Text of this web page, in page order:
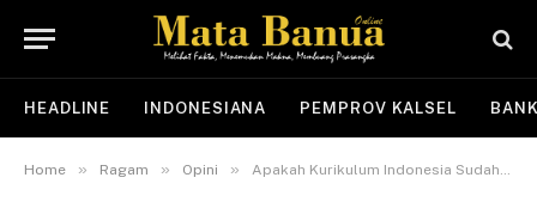
HEADLINE INDONESIANA PEMPROV KALSEL
Home » Ragam » Opini » Apakah Kurikulum Indonesia Sudah Benar-Benar “Merdeka”?